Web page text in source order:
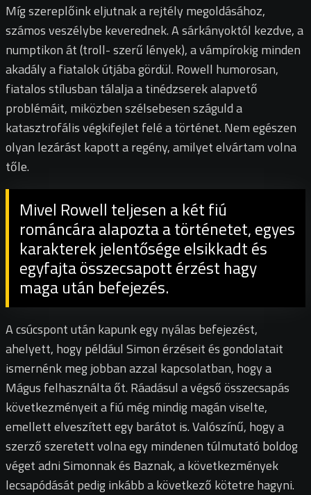
Míg szereplőink eljutnak a rejtély megoldásához,
számos veszélybe keverednek. A sárkányoktól kezdve, a
numptikon át (troll- szerű lények), a vámpírokig minden
akadály a fiatalok útjába gördül. Rowell humorosan,
fiatalos stílusban tálalja a tinédzserek alapvető
problémáit, miközben szélsebesen száguld a
katasztrofális végkifejlet felé a történet. Nem egészen
olyan lezárást kapott a regény, amilyet elvártam volna
tőle.
Mivel Rowell teljesen a két fiú
románcára alapozta a történetet, egyes
karakterek jelentősége elsikkadt és
egyfajta összecsapott érzést hagy
maga után befejezés.
A csúcspont után kapunk egy nyálas befejezést,
ahelyett, hogy például Simon érzéseit és gondolatait
ismernénk meg jobban azzal kapcsolatban, hogy a
Mágus felhasználta őt. Ráadásul a végső összecsapás
következményeit a fiú még mindig magán viselte,
emellett elveszített egy barátot is. Valószínű, hogy a
szerző szeretett volna egy mindenen túlmutató boldog
véget adni Simonnak és Baznak, a következmények
lecsapódását pedig inkább a következő kötetre hagyni.